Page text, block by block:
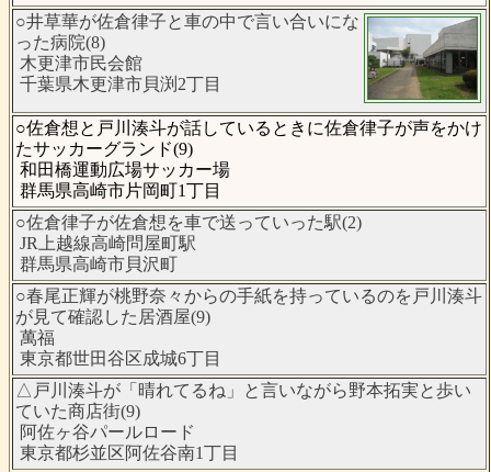
○井草華が佐倉律子と車の中で言い合いにな
った病院(8)
木更津市民会館
千葉県木更津市貝渕2丁目
○佐倉想と戸川湊斗が話しているときに佐倉律子が声をかけ
たサッカーグランド(9)
和田橋運動広場サッカー場
群馬県高崎市片岡町1丁目
○佐倉律子が佐倉想を車で送っていった駅(2)
JR上越線高崎問屋町駅
群馬県高崎市貝沢町
○春尾正輝が桃野奈々からの手紙を持っているのを戸川湊斗
が見て確認した居酒屋(9)
萬福
東京都世田谷区成城6丁目
△戸川湊斗が「晴れてるね」と言いながら野本拓実と歩い
ていた商店街(9)
阿佐ヶ谷パールロード
東京都杉並区阿佐谷南1丁目